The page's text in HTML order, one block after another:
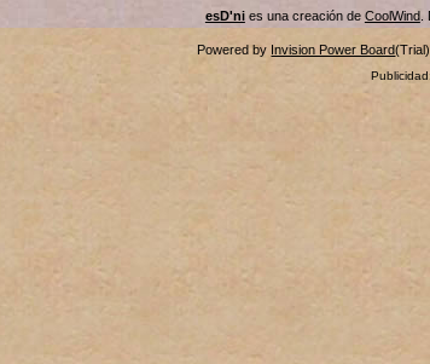
la sección de preguntas, asi como los temas importantes
de una norma el no conocimiento de la misma.
y contenido. Las firmas no pueden exceder un area de 495 x
ser eliminadas o editadas por el administrador. Los usuarios que
información podrá ser eliminado inmediatamente.
esD'nies una creación de CoolWind.
Powered by Invision Power Board
Publicidad: